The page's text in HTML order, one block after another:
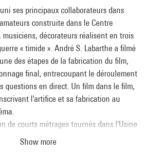
ses principaux collaborateurs dans
construite dans le Centre
musiciens, décorateurs réalisent en trois
« timide ». André S. Labarthe a filmé
des étapes de la fabrication du film,
final, entrecoupant le déroulement
questions en direct. Un film dans le film,
l'artifice et sa fabrication au
de courts métrages tournés dans l'Usine
Show more